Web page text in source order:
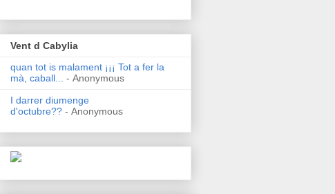
Vent d Cabylia
quan tot is malament ¡¡¡ Tot a fer la
mà, caball...
- Anonymous
I darrer diumenge
d'octubre?? - Anonymous